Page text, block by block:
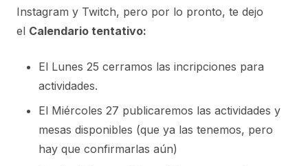
Instagram y Twitch, pero por lo pronto, te dejo
el Calendario tentativo:
El Lunes 25 cerramos las incripciones para
actividades.
El Miércoles 27 publicaremos las actividades y
mesas disponibles (que ya las tenemos, pero
hay que confirmarlas aún)